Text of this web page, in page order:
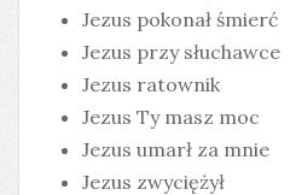
Jezus pokonał śmierć
Jezus przy słuchawce
Jezus ratownik
Jezus Ty masz moc
Jezus umarł za mnie
Jezus zwyciężył